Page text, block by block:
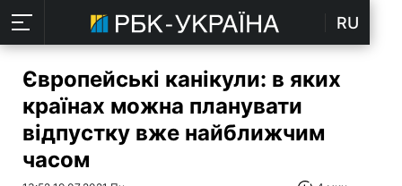
RU
Європейські канікули: в яких
країнах можна планувати
відпустку вже найближчим
часом